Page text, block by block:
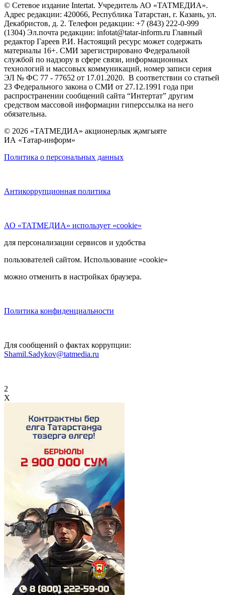
© Сетевое издание Intertat. Учредитель АО «ТАТМЕДИА».
Адрес редакции: 420066, Республика Татарстан, г. Казань, ул.
Декабристов, д. 2. Телефон редакции: +7 (843) 222-0-999
(1304) Эл.почта редакции: infotat@tatar-inform.ru Главный
редактор Гареев Р.И. Настоящий ресурс может содержать
материалы 16+. СМИ зарегистрировано Федеральной
службой по надзору в сфере связи, информационных
технологий и массовых коммуникаций, номер записи серия
ЭЛ № ФС 77 - 77652 от 17.01.2020. В соответствии со статьей
23 Федерального закона о СМИ от 27.12.1991 года при
распространении сообщений сайта “Интертат” другим
средством массовой информации гиперссылка на него
обязательна.
© 2026 «ТАТМЕДИА» акционерлык җәмгыяте
ИА «Татар-информ»
Политика о персональных данных
Антикоррупционная политика
АО «ТАТМЕДИА» использует «cookie»
для персонализации сервисов и удобства
пользователей сайтом. Использование «cookie»
можно отменить в настройках браузера.
Политика конфиденциальности
Для сообщений о фактах коррупции:
Shamil.Sadykov@tatmedia.ru
2
X